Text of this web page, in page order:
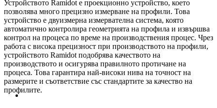
Устройството Ramidot е проекционно устройство, което
позволява много прецизно измерване на профили. Това
устройство е двуизмерна измервателна система, която
автоматично контролира геометрията на профила и извършва
контрол на процеса по време на производствения процес. Чрез
работа с висока прецизност при производството на профили,
устройството Ramidot подобрява качеството на
производството и осигурява правилното протичане на
процеса. Това гарантира най-високи нива на точност на
размерите и съответствие със стандартите за качество на
профилите.